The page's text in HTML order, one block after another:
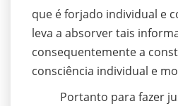
que é forjado individual e
leva a absorver tais
consequentemente a
consciência individual e
Portanto para fazer jus